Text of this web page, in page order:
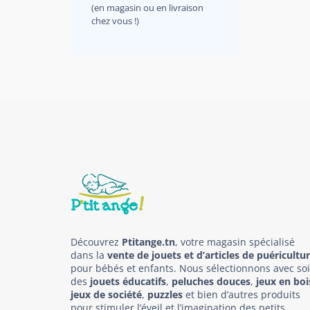
(en magasin ou en livraison
chez vous !)
Découvrez Ptitange.tn, votre magasin spécialisé
dans la vente de jouets et d’articles de
pour bébés et enfants. Nous sélectionnons avec
des jouets éducatifs, peluches douces, jeux en
jeux de société, puzzles et bien d’autres produits